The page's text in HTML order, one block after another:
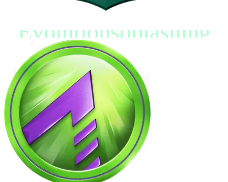
Evolutionsoplåsning